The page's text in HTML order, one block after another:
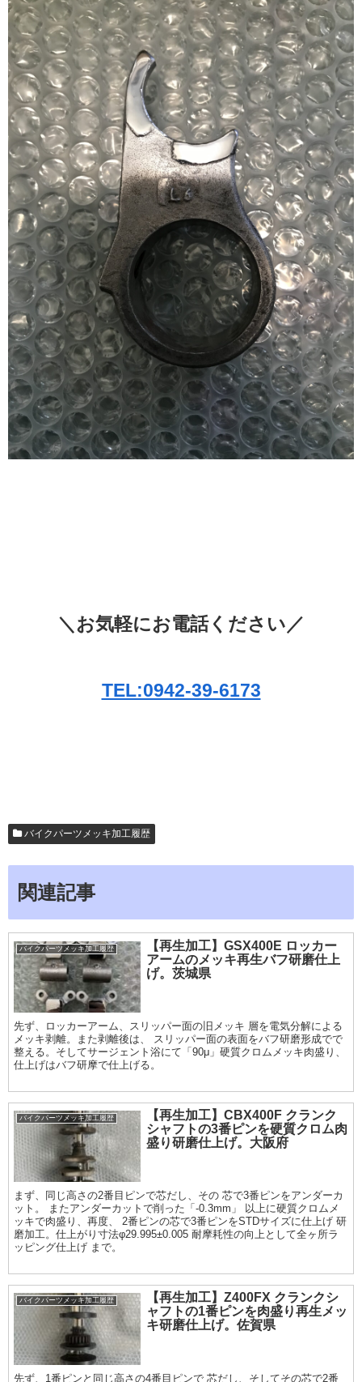
＼お気軽にお電話ください／
TEL:0942-39-6173
バイクパーツメッキ加工履歴
関連記事
バイクパーツメッキ加工履歴
【再生加工】GSX400E ロッカー
アームのメッキ再生バフ研磨仕上
げ。茨城県
先ず、ロッカーアーム、スリッパー面の旧メッキ 層を電気分解による
メッキ剥離。また剥離後は、 スリッパー面の表面をバフ研磨形成でで
整える。そしてサージェント浴にて「90μ」硬質クロムメッキ肉盛り、
仕上げはバフ研摩で仕上げる。
バイクパーツメッキ加工履歴
【再生加工】CBX400F クランク
シャフトの3番ピンを硬質クロム肉
盛り研磨仕上げ。大阪府
まず、同じ高さの2番目ピンで芯だし、その 芯で3番ピンをアンダーカ
ット。 またアンダーカットで削った「-0.3mm」 以上に硬質クロムメ
ッキで肉盛り、再度、 2番ピンの芯で3番ピンをSTDサイズに仕上げ 研
磨加工。仕上がり寸法φ29.995±0.005 耐摩耗性の向上として全ヶ所ラ
ッピング仕上げ まで。
バイクパーツメッキ加工履歴
【再生加工】Z400FX クランクシ
ャフトの1番ピンを肉盛り再生メッ
キ研磨仕上げ。佐賀県
先ず、1番ピンと同じ高さの4番目ピンで 芯だし、そしてその芯で2番